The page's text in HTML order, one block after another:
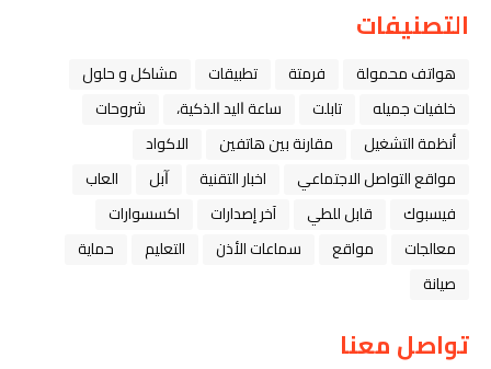
التصنيفات
هواتف محمولة فرمتة تطبيقات
مشاكل و حلول
خلفيات جميله
تابلت ﺳﺎﻋﺔ ﺍﻟﻴﺪ ﺍﻟﺬﻛﻴﺔ،
شروحات
أنظمة التشغيل
مقارنة بين هاتفين
الاكواد
مواقع التواصل الاجتماعي
اخبار التقنية ﺁﺑﻞ
العاب
فيسبوك
قابل للطي آخر إصدارات
اكسسوارات
معالجات
مواقع سماعات الأذن التعليم
حماية
صيانة
تواصل معنا